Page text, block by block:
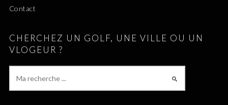
Contact
CHERCHEZ UN GOLF, UNE VILLE OU UN
VLOGEUR ?